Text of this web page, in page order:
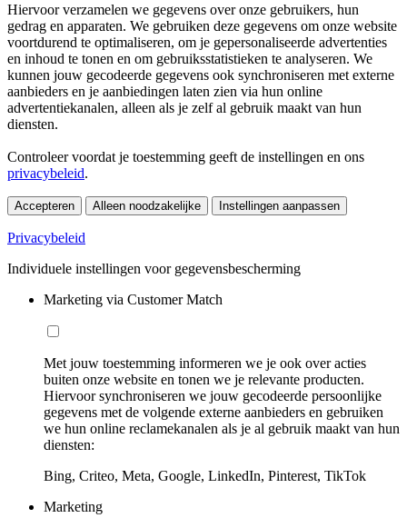
Hiervoor verzamelen we gegevens over onze gebruikers, hun
gedrag en apparaten. We gebruiken deze gegevens om onze website
voortdurend te optimaliseren, om je gepersonaliseerde advertenties
en inhoud te tonen en om gebruiksstatistieken te analyseren. We
kunnen jouw gecodeerde gegevens ook synchroniseren met externe
aanbieders en je aanbiedingen laten zien via hun online
advertentiekanalen, alleen als je zelf al gebruik maakt van hun
diensten.
Controleer voordat je toestemming geeft de instellingen en ons
privacybeleid.
Accepteren Alleen noodzakelijke Instellingen aanpassen
Privacybeleid
Individuele instellingen voor gegevensbescherming
Marketing via Customer Match
Met jouw toestemming informeren we je ook over acties
buiten onze website en tonen we je relevante producten.
Hiervoor synchroniseren we jouw gecodeerde persoonlijke
gegevens met de volgende externe aanbieders en gebruiken
we hun online reclamekanalen als je al gebruik maakt van hun
diensten:
Bing, Criteo, Meta, Google, LinkedIn, Pinterest, TikTok
Marketing